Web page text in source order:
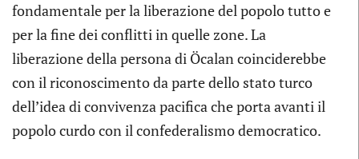
fondamentale per la liberazione del popolo tutto e
per la fine dei conflitti in quelle zone. La
liberazione della persona di Öcalan coinciderebbe
con il riconoscimento da parte dello stato turco
dell’idea di convivenza pacifica che porta avanti il
popolo curdo con il confederalismo democratico.